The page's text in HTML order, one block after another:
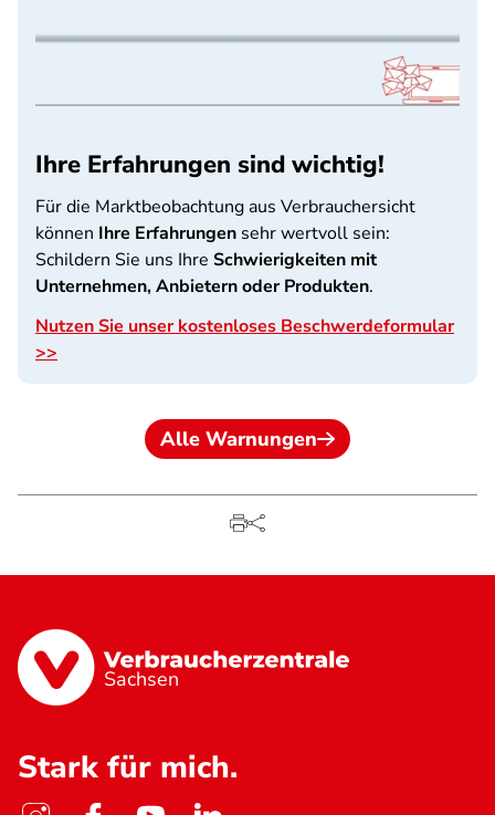
Ihre Erfahrungen sind wichtig!
Für die Marktbeobachtung aus Verbrauchersicht
können Ihre Erfahrungen sehr wertvoll sein:
Schildern Sie uns Ihre Schwierigkeiten mit
Unternehmen, Anbietern oder Produkten.
Nutzen Sie unser kostenloses Beschwerdeformular
>>
Alle Warnungen
Sachsen
Stark für mich.